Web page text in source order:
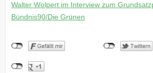
Walter Wolpert im Interview zum
Bündnis90/Die Grünen